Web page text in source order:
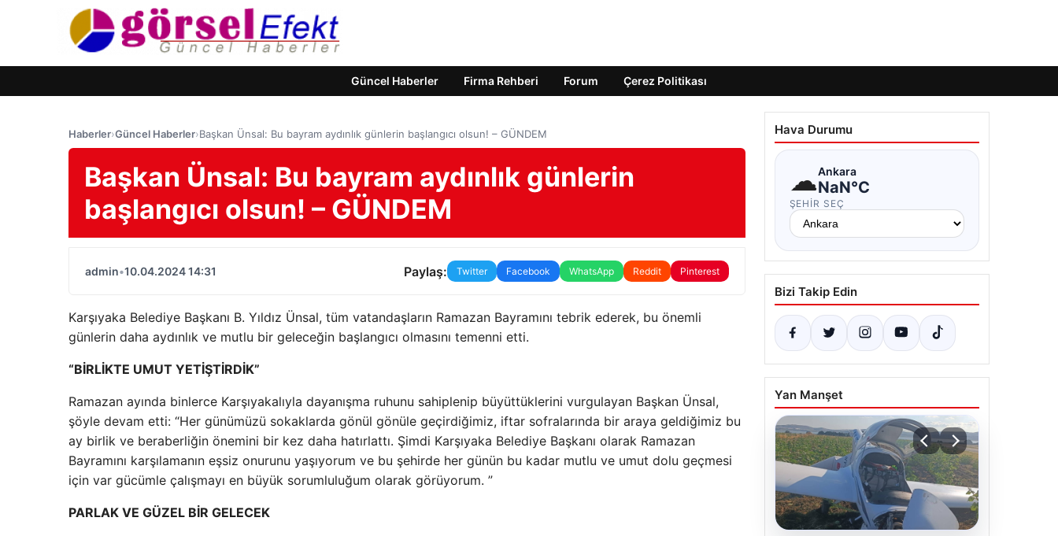
Güncel Haberler Firma Rehberi Forum Çerez Politikası
Haberler›Güncel Haberler›Başkan Ünsal: Bu bayram aydınlık günlerin başlangıcı olsun! – GÜNDEM
Başkan Ünsal: Bu bayram aydınlık günlerin
başlangıcı olsun! – GÜNDEM
admin•10.04.2024 14:31 Paylaş: Twitter Facebook WhatsApp Reddit Pinterest
Karşıyaka Belediye Başkanı B. Yıldız Ünsal, tüm vatandaşların Ramazan Bayramını tebrik ederek, bu önemli
günlerin daha aydınlık ve mutlu bir geleceğin başlangıcı olmasını temenni etti.
“BİRLİKTE UMUT YETİŞTİRDİK”
Ramazan ayında binlerce Karşıyakalıyla dayanışma ruhunu sahiplenip büyüttüklerini vurgulayan Başkan Ünsal,
şöyle devam etti: “Her günümüzü sokaklarda gönül gönüle geçirdiğimiz, iftar sofralarında bir araya geldiğimiz bu
ay birlik ve beraberliğin önemini bir kez daha hatırlattı. Şimdi Karşıyaka Belediye Başkanı olarak Ramazan
Bayramını karşılamanın eşsiz onurunu yaşıyorum ve bu şehirde her günün bu kadar mutlu ve umut dolu geçmesi
için var gücümle çalışmayı en büyük sorumluluğum olarak görüyorum. ”
PARLAK VE GÜZEL BİR GELECEK
Hava Durumu
☁Ankara
NaN°C
ŞEHIR SEÇ
Bizi Takip Edin
Yan Manşet